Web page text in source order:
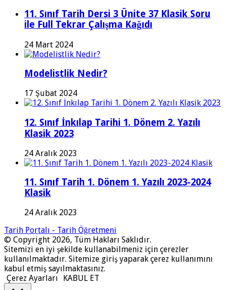
11. Sınıf Tarih Dersi 3 Ünite 37 Klasik Soru
ile Full Tekrar Çalışma Kağıdı
24 Mart 2024
Modelistlik Nedir?
17 Şubat 2024
12. Sınıf İnkılap Tarihi 1. Dönem 2. Yazılı
Klasik 2023
24 Aralık 2023
11. Sınıf Tarih 1. Dönem 1. Yazılı 2023-2024
Klasik
24 Aralık 2023
Tarih Portalı - Tarih Öğretmeni
© Copyright 2026, Tüm Hakları Saklıdır.
Sitemizi en iyi şekilde kullanabilmeniz için çerezler
kullanılmaktadır. Sitemize giriş yaparak çerez kullanımını
kabul etmiş sayılmaktasınız.
Çerez Ayarları
KABUL ET